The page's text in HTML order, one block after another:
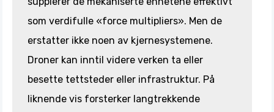
som verdifulle «force multipliers». Men de
erstatter ikke noen av kjernesystemene.
Droner kan inntil videre verken ta eller
besette tettsteder eller infrastruktur. På
liknende vis forsterker langtrekkende